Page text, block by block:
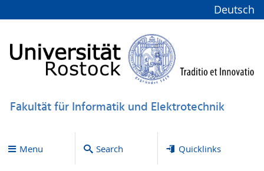
Deutsch
Fakultät für Informatik und Elektrotechnik
Menu Search Quicklinks